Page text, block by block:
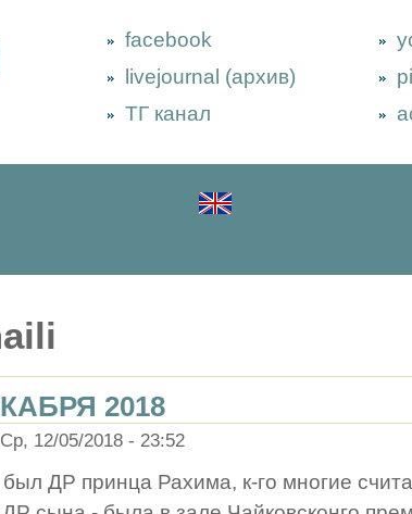
facebook
livejournal (архив)
ТГ канал
2018
12/05/2018 - 23:52
был ДР принца Рахима, к-го многие